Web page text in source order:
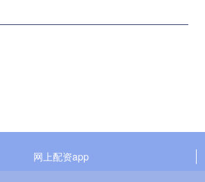
网上配资app